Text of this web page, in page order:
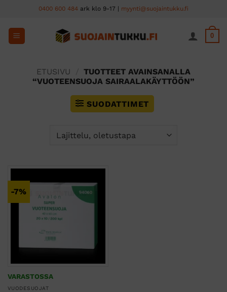
content
0400 600 484 ark klo 9-17 | myynti@suojaintukku.fi
0
ETUSIVU
TUOTTEET AVAINSANALLA
“VUOTEENSUOJA SAIRAALAKÄYTTÖÖN”
SUODATTIMET
-7%
VARASTOSSA
VUODESUOJAT